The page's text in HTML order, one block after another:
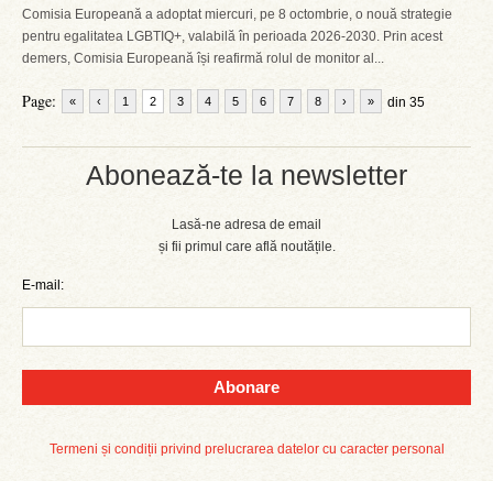
Abonează-te la newsletter
Lasă-ne adresa de email
și fii primul care află noutățile.
E-mail:
Abonare
Termeni și condiții privind prelucrarea datelor cu caracter personal
Comisia Europeană a adoptat miercuri, pe 8 octombrie, o nouă strategie
pentru egalitatea LGBTIQ+, valabilă în perioada 2026-2030. Prin acest
demers, Comisia Europeană își reafirmă rolul de monitor al...
Page: « ‹ 1 2 3 4 5 6 7 8 din 35
› »